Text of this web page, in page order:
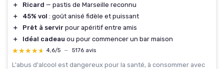
＋
Ricard — pastis de Marseille reconnu
＋
45% vol : goût anisé fidèle et puissant
＋
Prêt à servir pour apéritif entre amis
＋
Idéal cadeau ou pour commencer un bar maison
★★★★★
★★★★★ 4,6/5 — 5176 avis
L'abus d'alcool est dangereux pour la santé, à consommer avec